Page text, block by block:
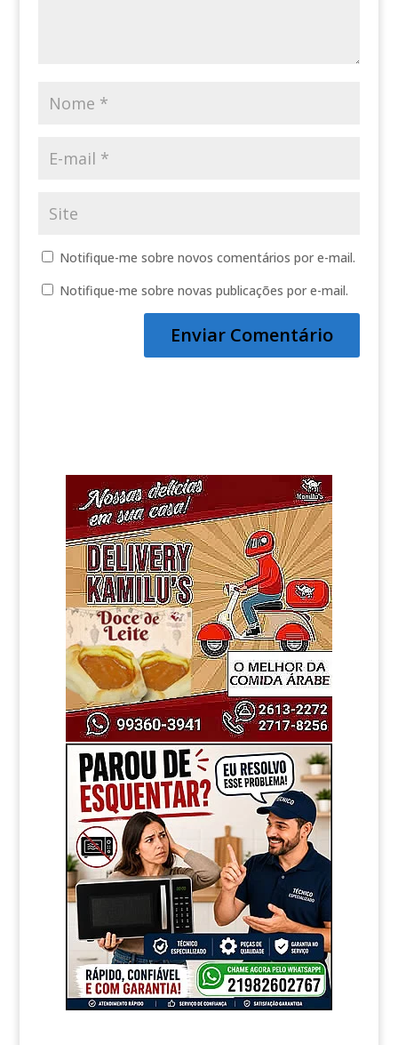
Notifique-me sobre novos comentários por e-mail.
Notifique-me sobre novas publicações por e-mail.